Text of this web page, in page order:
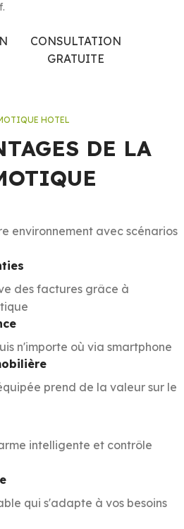
CONSULTATION
GRATUITE
HOTEL
DE LA
environnement avec scénarios
des factures grâce à
n'importe où via smartphone
prend de la valeur sur le
intelligente et contrôle
qui s'adapte à vos besoins